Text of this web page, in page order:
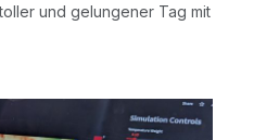
und gelun­ge­ner Tag mit